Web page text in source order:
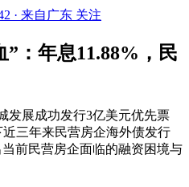
· 来自广东 关注
”：年息11.88%，民
发展成功发行3亿美元优先票
三年来民营房企海外债发行
前民营房企面临的融资困境与